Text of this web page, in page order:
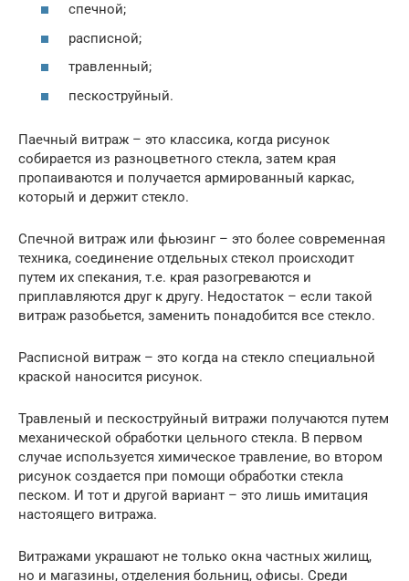
спечной;
расписной;
травленный;
пескоструйный.
Паечный витраж – это классика, когда рисунок
собирается из разноцветного стекла, затем края
пропаиваются и получается армированный каркас,
который и держит стекло.
Спечной витраж или фьюзинг – это более современная
техника, соединение отдельных стекол происходит
путем их спекания, т.е. края разогреваются и
приплавляются друг к другу. Недостаток – если такой
витраж разобьется, заменить понадобится все стекло.
Расписной витраж – это когда на стекло специальной
краской наносится рисунок.
Травленый и пескоструйный витражи получаются путем
механической обработки цельного стекла. В первом
случае используется химическое травление, во втором
рисунок создается при помощи обработки стекла
песком. И тот и другой вариант – это лишь имитация
настоящего витража.
Витражами украшают не только окна частных жилищ,
но и магазины, отделения больниц, офисы. Среди